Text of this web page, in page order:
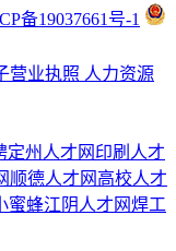
备19037661号-1
营业执照 人力资源
定州人才网 印刷人才
顺德人才网 高校人才
蜜蜂江阴人才网焊工